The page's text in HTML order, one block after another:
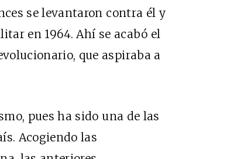
se levantaron contra él y
en 1964. Ahí se acabó el
que aspiraba a
pues ha sido una de las
Acogiendo las